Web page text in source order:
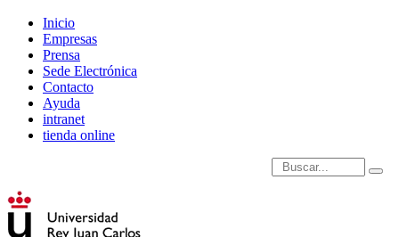
Inicio
Empresas
Prensa
Sede Electrónica
Contacto
Ayuda
intranet
tienda online
Introduce términos de